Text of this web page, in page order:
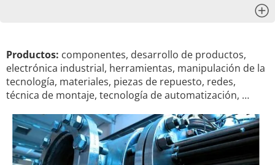
Productos: componentes, desarrollo de productos,
electrónica industrial, herramientas, manipulación de la
tecnología, materiales, piezas de repuesto, redes,
técnica de montaje, tecnología de automatización, …